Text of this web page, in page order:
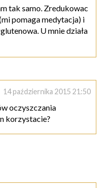
tak samo. Zredukowac
pomaga medytacja) i
U mnie działa
14 października 2015 21:50
oczyszczania
korzystacie?